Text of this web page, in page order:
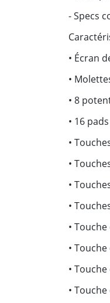
- Specs
• Écran
•
• 8
• 16
•
•
•
•
•
•
•
•